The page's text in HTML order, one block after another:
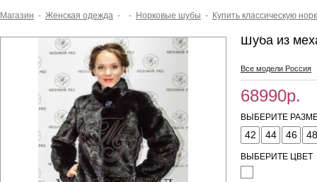
Магазин - Женская одежда - - Норковые шубы - Купить класcическую
Шуба из
Все модели Россия
68990р.
ВЫБЕРИТЕ
42 44 46 48
ВЫБЕРИТЕ ЦВЕТ